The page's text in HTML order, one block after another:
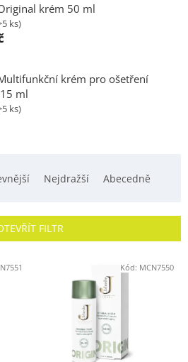
krém 50 ml
ks)
krém pro ošetření
ml
ks)
Nejdražší Abecedně
FILTR
Kód: MCN7550